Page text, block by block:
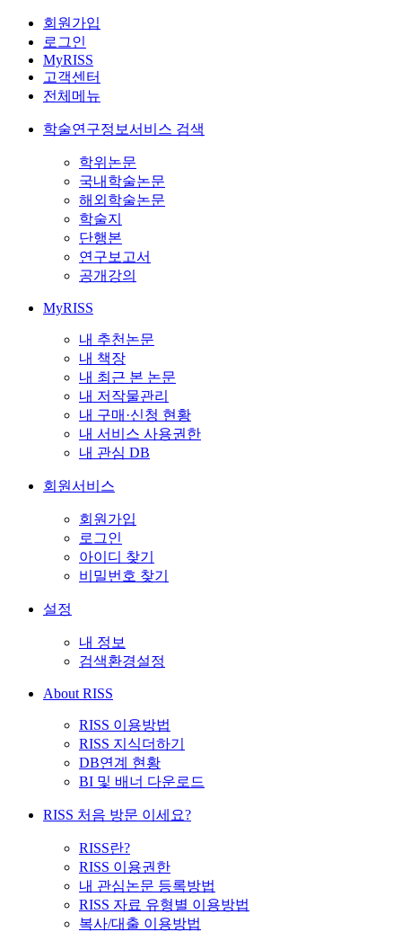
회원가입
로그인
MyRISS
고객센터
전체메뉴
학술연구정보서비스 검색
학위논문
국내학술논문
해외학술논문
학술지
단행본
연구보고서
공개강의
MyRISS
내 추천논문
내 책장
내 최근 본 논문
내 저작물관리
내 구매·신청 현황
내 서비스 사용권한
내 관심 DB
회원서비스
회원가입
로그인
아이디 찾기
비밀번호 찾기
설정
내 정보
검색환경설정
About RISS
RISS 이용방법
RISS 지식더하기
DB연계 현황
BI 및 배너 다운로드
RISS 처음 방문 이세요?
RISS란?
RISS 이용권한
내 관심논문 등록방법
RISS 자료 유형별 이용방법
복사/대출 이용방법